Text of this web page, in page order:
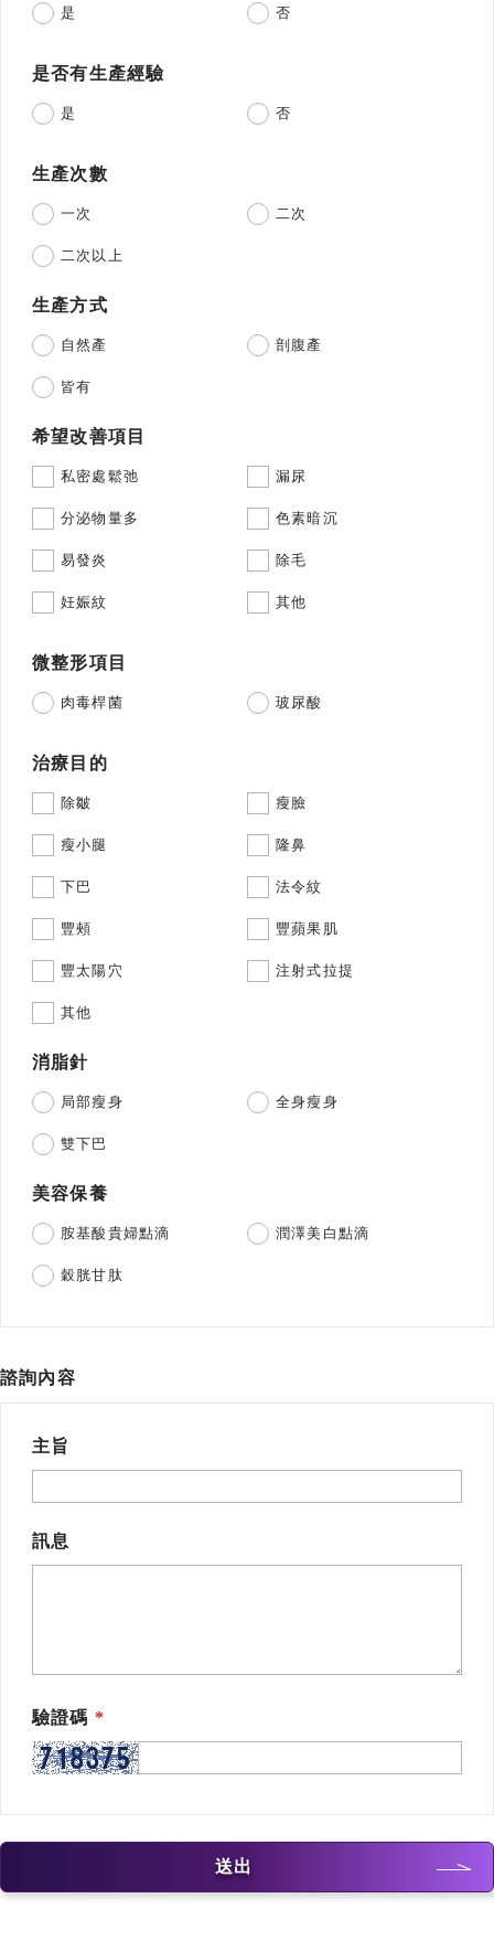
是 否
是否有生產經驗
是 否
生產次數
一次 二次
二次以上
生產方式
自然產 剖腹產
皆有
希望改善項目
私密處鬆弛 漏尿
分泌物量多 色素暗沉
易發炎 除毛
妊娠紋 其他
微整形項目
肉毒桿菌 玻尿酸
治療目的
除皺 瘦臉
瘦小腿 隆鼻
下巴 法令紋
豐頰 豐蘋果肌
豐太陽穴 注射式拉提
其他
消脂針
局部瘦身 全身瘦身
雙下巴
美容保養
胺基酸貴婦點滴 潤澤美白點滴
穀胱甘肽
諮詢內容
主旨
訊息
驗證碼
送出